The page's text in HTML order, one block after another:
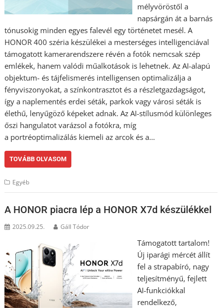
mélyvöröstől a
napsárgán át a barnás
tónusokig minden egyes falevél egy történetet mesél. A
HONOR 400 széria készülékei a mesterséges intelligenciával
támogatott kamerarendszere révén a fotók nemcsak szép
emlékek, hanem valódi műalkotások is lehetnek. Az AI-alapú
objektum- és tájfelismerés intelligensen optimalizálja a
fényviszonyokat, a színkontrasztot és a részletgazdagságot,
így a naplementés erdei séták, parkok vagy városi séták is
élethű, lenyűgöző képeket adnak. Az AI-stílusmód különleges
őszi hangulatot varázsol a fotókra, míg
a portréoptimalizálás kiemeli az arcok és a…
TOVÁBB OLVASOM
Egyéb
A HONOR piacra lép a HONOR X7d készülékkel
2025.09.25. Gáll Tódor
Támogatott tartalom!
Új iparági mércét állít
fel a strapabíró, nagy
teljesítményű, fejlett
AI-funkciókkal
rendelkező,